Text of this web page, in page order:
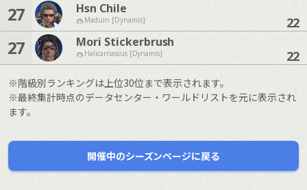
27 Hsn Chile
Maduin [Dynamis] 22
27 Mori Stickerbrush
Halicarnassus [Dynamis] 22
※階級別ランキングは上位30位まで表示されます。
※最終集計時点のデータセンター・ワールドリストを元に表示され
ます。
開催中のシーズンページに戻る